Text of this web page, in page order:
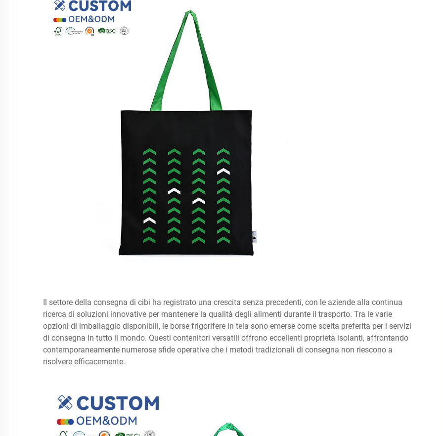
Il settore della consegna di cibi ha registrato una crescita senza precedenti, con le aziende alla continua
ricerca di soluzioni innovative per mantenere la qualità degli alimenti durante il trasporto. Tra le varie
opzioni di imballaggio disponibili, le borse frigorifere in tela sono emerse come scelta preferita per i servizi
di consegna in tutto il mondo. Questi contenitori versatili offrono eccellenti proprietà isolanti, affrontando
contemporaneamente numerose sfide operative che i metodi tradizionali di consegna non riescono a
risolvere efficacemente.